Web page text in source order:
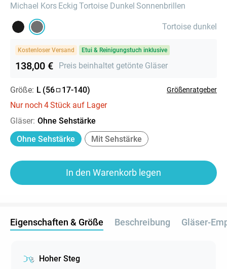
Michael Kors Eckig Tortoise Dunkel Sonnenbrillen
Tortoise dunkel
Kostenloser Versand Etui & Reinigungstuch inklusive
138,00 € Preis beinhaltet getönte Gläser
Größe: L (56 17-140) Größenratgeber
Nur noch 4Stück auf Lager
Gläser: Ohne Sehstärke
Ohne Sehstärke
Mit Sehstärke
In den Warenkorb legen
Eigenschaften & Größe Beschreibung Gläser-
Hoher Steg